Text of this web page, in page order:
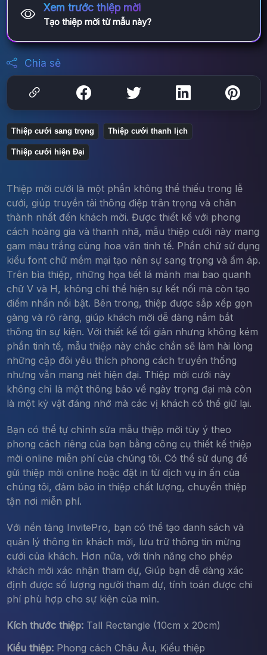
Xem trước thiệp mời
Tạo thiệp mời từ mẫu này?
Chia sẻ
Thiệp cưới sang trọng Thiệp cưới thanh lịch
Thiệp cưới hiện Đại
Thiệp mời cưới là một phần không thể thiếu trong lễ
cưới, giúp truyền tải thông điệp trân trọng và chân
thành nhất đến khách mời. Được thiết kế với phong
cách hoàng gia và thanh nhã, mẫu thiệp cưới này mang
gam màu trắng cùng hoa văn tinh tế. Phần chữ sử dụng
kiểu font chữ mềm mại tạo nên sự sang trọng và ấm áp.
Trên bìa thiệp, những họa tiết lá mảnh mai bao quanh
chữ V và H, không chỉ thể hiện sự kết nối mà còn tạo
điểm nhấn nổi bật. Bên trong, thiệp được sắp xếp gọn
gàng và rõ ràng, giúp khách mời dễ dàng nắm bắt
thông tin sự kiện. Với thiết kế tối giản nhưng không kém
phần tinh tế, mẫu thiệp này chắc chắn sẽ làm hài lòng
những cặp đôi yêu thích phong cách truyền thống
nhưng vẫn mang nét hiện đại. Thiệp mời cưới này
không chỉ là một thông báo về ngày trọng đại mà còn
là một kỷ vật đáng nhớ mà các vị khách có thể giữ lại.
Bạn có thể tự chỉnh sửa mẫu thiệp mời tùy ý theo
phong cách riêng của bạn bằng công cụ thiết kế thiệp
mời online miễn phí của chúng tôi. Có thể sử dụng để
gửi thiệp mời online hoặc đặt in từ dịch vụ in ấn của
chúng tôi, đảm bảo in thiệp chất lượng, chuyển thiệp
tận nơi miễn phí.
Với nền tảng InvitePro, bạn có thể tạo danh sách và
quản lý thông tin khách mời, lưu trữ thông tin mừng
cưới của khách. Hơn nữa, với tính năng cho phép
khách mời xác nhận tham dự, Giúp bạn dễ dàng xác
định được số lượng người tham dự, tính toán được chi
phí phù hợp cho sự kiện của mìn.
Kích thước thiệp:Tall Rectangle (10cm x 20cm)
Kiểu thiệp:Phong cách Châu Âu, Kiểu thiệp